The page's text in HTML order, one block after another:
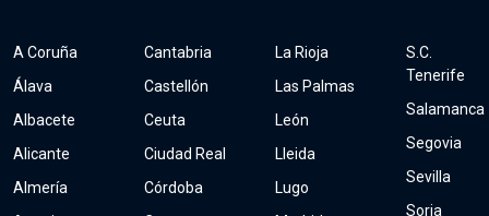
A Coruña
Álava
Albacete
Alicante
Almería
Cantabria
Castellón
Ceuta
Ciudad Real
Córdoba
La Rioja
Las Palmas
León
Lleida
Lugo
S.C.
Tenerife
Salamanca
Segovia
Sevilla
Soria